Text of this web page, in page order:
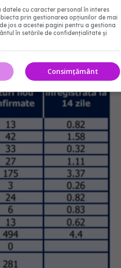
cu caracter personal în interes
prin gestionarea opțiunilor de mai
jos a acestei pagini pentru a gestiona
în setările de confidențialitate și
Consimțământ